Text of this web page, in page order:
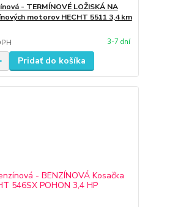
- TERMÍNOVÉ LOŽISKÁ NA
motorov HECHT 5511 3,4 km
3-7 dní
Pridať do košíka